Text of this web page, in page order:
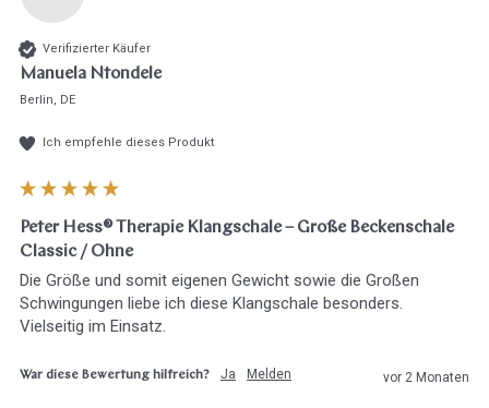
Verifizierter Käufer
Manuela Ntondele
Berlin, DE
Ich empfehle dieses Produkt
Peter Hess® Therapie Klangschale – Große Beckenschale
Classic / Ohne
Die Größe und somit eigenen Gewicht sowie die Großen
Schwingungen liebe ich diese Klangschale besonders.
Vielseitig im Einsatz.
War diese Bewertung hilfreich? Ja Melden vor 2 Monaten